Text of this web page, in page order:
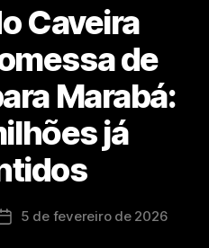
Caveira
de
Marabá:
já
5 de fevereiro de 2026